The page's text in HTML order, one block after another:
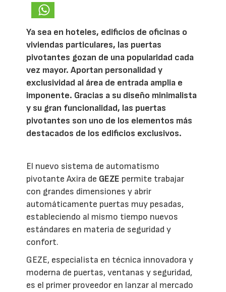
Ya sea en hoteles, edificios de oficinas o
viviendas particulares, las puertas
pivotantes gozan de una popularidad cada
vez mayor. Aportan personalidad y
exclusividad al área de entrada amplia e
imponente. Gracias a su diseño minimalista
y su gran funcionalidad, las puertas
pivotantes son uno de los elementos más
destacados de los edificios exclusivos.
El nuevo sistema de automatismo
pivotante Axira de GEZE permite trabajar
con grandes dimensiones y abrir
automáticamente puertas muy pesadas,
estableciendo al mismo tiempo nuevos
estándares en materia de seguridad y
confort.
GEZE, especialista en técnica innovadora y
moderna de puertas, ventanas y seguridad,
es el primer proveedor en lanzar al mercado